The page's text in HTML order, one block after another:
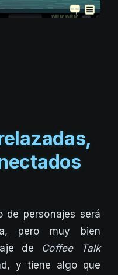
de personajes será
pero muy bien
de Coffee Talk
y tiene algo que